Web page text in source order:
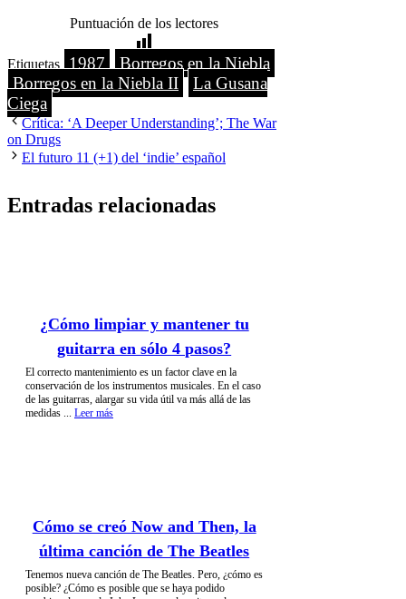
Puntuación de los lectores
Etiquetas 1987
Borregos en la Niebla
Borregos en la Niebla II
La Gusana
Ciega
Crítica: ‘A Deeper Understanding’; The War
on Drugs
El futuro 11 (+1) del ‘indie’ español
Entradas relacionadas
¿Cómo limpiar y mantener tu
guitarra en sólo 4 pasos?
El correcto mantenimiento es un factor clave en la
conservación de los instrumentos musicales. En el caso
de las guitarras, alargar su vida útil va más allá de las
medidas ... Leer más
Cómo se creó Now and Then, la
última canción de The Beatles
Tenemos nueva canción de The Beatles. Pero, ¿cómo es
posible? ¿Cómo es posible que se haya podido